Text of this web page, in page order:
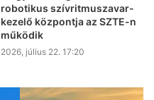
robotikus szívritmuszavar-
kezelő központja az SZTE-n
működik
2026, július 22. 17:20